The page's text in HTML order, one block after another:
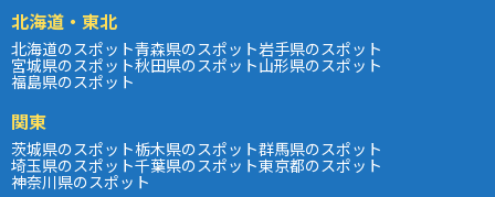
北海道・東北
北海道のスポット青森県のスポット岩手県のスポット
宮城県のスポット秋田県のスポット山形県のスポット
福島県のスポット
関東
茨城県のスポット栃木県のスポット群馬県のスポット
埼玉県のスポット千葉県のスポット東京都のスポット
神奈川県のスポット